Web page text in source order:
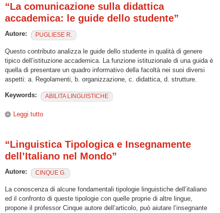
“La comunicazione sulla didattica
accademica: le guide dello studente”
Autore: PUGLIESE R.
Questo contributo analizza le guide dello studente in qualità di genere
tipico dell’istituzione accademica. La funzione istituzionale di una guida è
quella di presentare un quadro informativo della facoltà nei suoi diversi
aspetti: a. Regolamenti, b. organizzazione, c. didattica, d. strutture.
Keywords: ABILITA LINGUISTICHE
Leggi tutto
“Linguistica Tipologica e Insegnamente
dell’Italiano nel Mondo”
Autore: CINQUE G.
La conoscenza di alcune fondamentali tipologie linguistiche dell’italiano
ed il confronto di queste tipologie con quelle proprie di altre lingue,
propone il professor Cinque autore dell’articolo, può aiutare l’insegnante